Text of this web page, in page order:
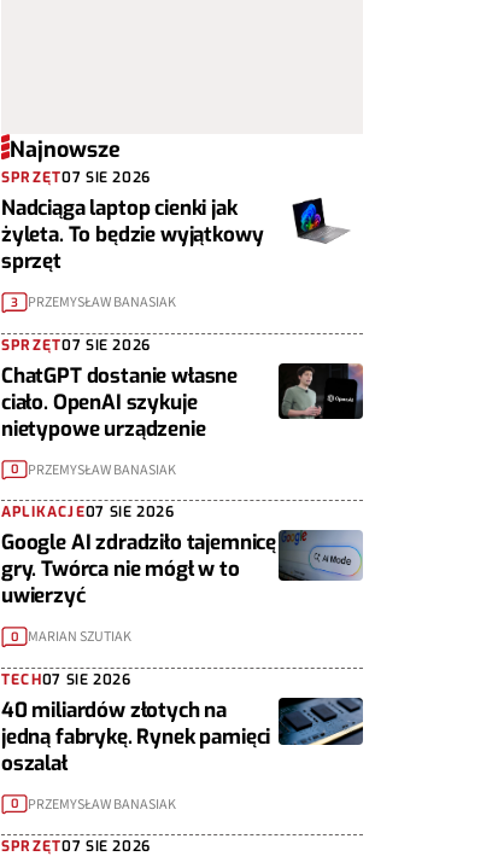
Najnowsze
SPRZĘT07 SIE 2026
Nadciąga laptop cienki jak
żyleta. To będzie wyjątkowy
sprzęt
3 PRZEMYSŁAW BANASIAK
SPRZĘT07 SIE 2026
ChatGPT dostanie własne
ciało. OpenAI szykuje
nietypowe urządzenie
0 PRZEMYSŁAW BANASIAK
APLIKACJE07 SIE 2026
Google AI zdradziło tajemnicę
gry. Twórca nie mógł w to
uwierzyć
0 MARIAN SZUTIAK
TECH07 SIE 2026
40 miliardów złotych na
jedną fabrykę. Rynek pamięci
oszalał
0 PRZEMYSŁAW BANASIAK
SPRZĘT07 SIE 2026